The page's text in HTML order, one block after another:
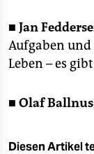
■ Jan
Aufgaben und
Leben – es
■ Olaf
Diesen Artikel